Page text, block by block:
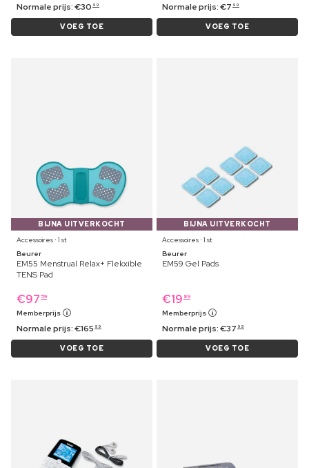
Normale prijs:€30 99
VOEG TOE
Normale prijs:€7 99
VOEG TOE
BIJNA UITVERKOCHT
Accessoires ⋅ 1 st
Beurer
EM55 Menstrual Relax+ Flekxible
TENS Pad
€97 59
Memberprijs
Normale prijs:€165 99
VOEG TOE
BIJNA UITVERKOCHT
Accessoires ⋅ 1 st
Beurer
EM59 Gel Pads
€19 89
Memberprijs
Normale prijs:€37 99
VOEG TOE